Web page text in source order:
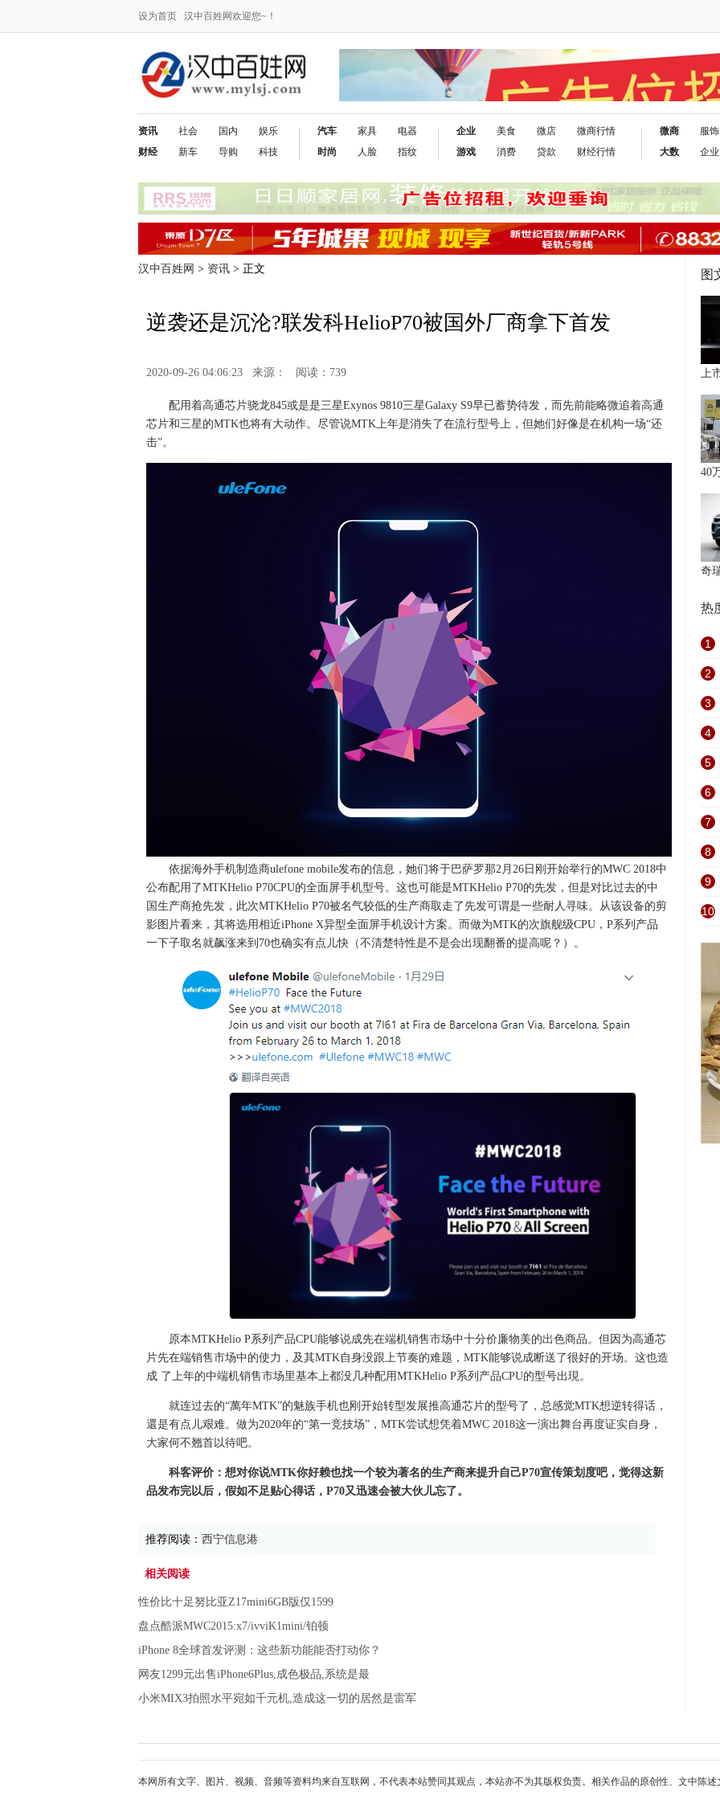
设为首页 汉中百姓网欢迎您~！
资讯
财经
社会
新车
国内
导购
娱乐
科技
汽车
时尚
家具
人脸
电器
指纹
企业
游戏
美食
消费
微店
贷款
微商行情
财经行情
微商
大数
服饰
企业
汉中百姓网 > 资讯 > 正文
逆袭还是沉沦?联发科HelioP70被国外厂商拿下首发
2020-09-26 04:06:23 来源： 阅读：739
配用着高通芯片骁龙845或是是三星Exynos 9810三星Galaxy S9早已蓄势待发，而先前能略微追着高通
芯片和三星的MTK也将有大动作。尽管说MTK上年是消失了在流行型号上，但她们好像是在机构一场“还
击”。
依据海外手机制造商ulefone mobile发布的信息，她们将于巴萨罗那2月26日刚开始举行的MWC 2018中
公布配用了MTKHelio P70CPU的全面屏手机型号。这也可能是MTKHelio P70的先发，但是对比过去的中
国生产商抢先发，此次MTKHelio P70被名气较低的生产商取走了先发可谓是一些耐人寻味。从该设备的剪
影图片看来，其将选用相近iPhone X异型全面屏手机设计方案。而做为MTK的次旗舰级CPU，P系列产品
一下子取名就飙涨来到70也确实有点儿快（不清楚特性是不是会出现翻番的提高呢？）。
原本MTKHelio P系列产品CPU能够说成先在端机销售市场中十分价廉物美的出色商品。但因为高通芯
片先在端销售市场中的使力，及其MTK自身没跟上节奏的难题，MTK能够说成断送了很好的开场。这也造
成 了上年的中端机销售市场里基本上都没几种配用MTKHelio P系列产品CPU的型号出現。
就连过去的“萬年MTK”的魅族手机也刚开始转型发展推高通芯片的型号了，总感觉MTK想逆转得话，
還是有点儿艰难。做为2020年的“第一竞技场”，MTK尝试想凭着MWC 2018这一演出舞台再度证实自身，
大家何不翘首以待吧。
科客评价：想对你说MTK你好赖也找一个较为著名的生产商来提升自己P70宣传策划度吧，觉得这新
品发布完以后，假如不足贴心得话，P70又迅速会被大伙儿忘了。
推荐阅读： 西宁信息港
相关阅读
性价比十足努比亚Z17mini6GB版仅1599
盘点酷派MWC2015:x7/ivviK1mini/铂顿
iPhone 8全球首发评测：这些新功能能否打动你？
网友1299元出售iPhone6Plus,成色极品,系统是最
小米MIX3拍照水平宛如千元机,造成这一切的居然是雷军
图
上
40
奇
热
1
2
3
4
5
6
7
8
9
10
本网所有文字、图片、视频、音频等资料均来自互联网，不代表本站赞同其观点，本站亦不为其版权负责。相关作品的原创性、文中陈